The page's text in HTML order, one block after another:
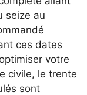
seize au
ces dates
votre
civile, le trente
sont